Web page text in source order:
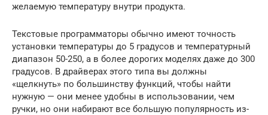
желаемую температуру внутри продукта.
Текстовые программаторы обычно имеют точность
установки температуры до 5 градусов и температурный
диапазон 50-250, а в более дорогих моделях даже до 300
градусов. В драйверах этого типа вы должны
«щелкнуть» по большинству функций, чтобы найти
нужную — они менее удобны в использовании, чем
ручки, но они набирают все большую популярность из-